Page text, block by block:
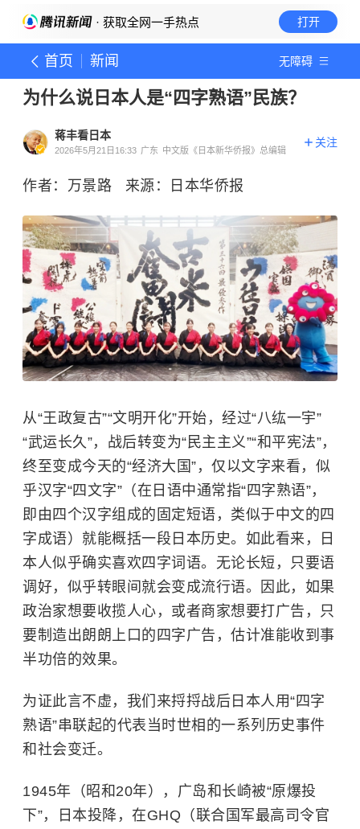
· 获取全网一手热点 打开
首页 新闻 无障碍
为什么说日本人是“四字熟语”民族？
蒋丰看日本
2026年5月21日16:33 广东 中文版《日本新华侨报》总编辑
关注
作者：万景路 来源：日本华侨报
从“王政复古”“文明开化”开始，经过“八纮一宇”
“武运长久”，战后转变为“民主主义”“和平宪法”，
终至变成今天的“经济大国”，仅以文字来看，似
乎汉字“四文字”（在日语中通常指“四字熟语”，
即由四个汉字组成的固定短语，类似于中文的四
字成语）就能概括一段日本历史。如此看来，日
本人似乎确实喜欢四字词语。无论长短，只要语
调好，似乎转眼间就会变成流行语。因此，如果
政治家想要收揽人心，或者商家想要打广告，只
要制造出朗朗上口的四字广告，估计准能收到事
半功倍的效果。
为证此言不虚，我们来捋捋战后日本人用“四字
熟语”串联起的代表当时世相的一系列历史事件
和社会变迁。
1945年（昭和20年），广岛和长崎被“原爆投
下”，日本投降，在GHQ（联合国军最高司令官